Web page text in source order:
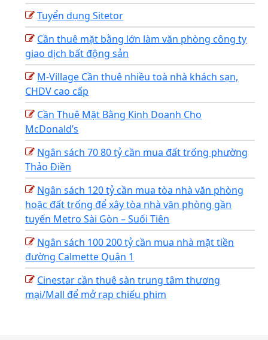
Tuyển dụng Sitetor
Cần thuê mặt bằng lớn làm văn phòng công ty
giao dịch bất động sản
M-Village Cần thuê nhiều toà nhà khách sạn,
CHDV cao cấp
Cần Thuê Mặt Bằng Kinh Doanh Cho
McDonald’s
Ngân sách 70 80 tỷ cần mua đất trống phường
Thảo Điền
Ngân sách 120 tỷ cần mua tòa nhà văn phòng
hoặc đất trống để xây tòa nhà văn phòng gần
tuyến Metro Sài Gòn – Suối Tiên
Ngân sách 100 200 tỷ cần mua nhà mặt tiền
đường Calmette Quận 1
Cinestar cần thuê sàn trung tâm thương
mại/Mall để mở rạp chiếu phim